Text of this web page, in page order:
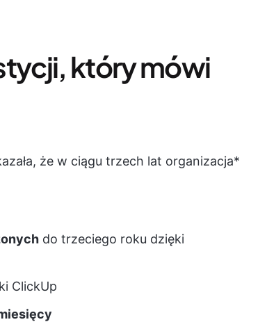
który mówi
że w ciągu trzech lat organizacja*
do trzeciego roku dzięki
ClickUp